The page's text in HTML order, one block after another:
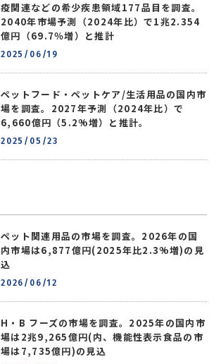
疫関連などの希少疾患領域177品目を調査。
2040年市場予測（2024年比）で1兆2.354
億円（69.7％増）と推計
2025/06/19
ペットフード・ペットケア/生活用品の国内市
場を調査。2027年予測（2024年比）で
6,660億円（5.2%増）と推計。
2025/05/23
ペット関連用品の市場を調査。2026年の国
内市場は6,877億円(2025年比2.3%増)の見
込
2026/06/12
H・B フーズの市場を調査。2025年の国内市
場は2兆9,265億円(内、機能性表示食品の市
場は7,735億円)の見込